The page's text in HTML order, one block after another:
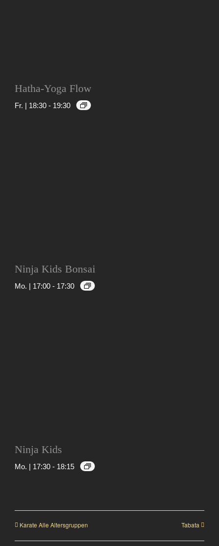
Hatha-Yoga Flow
Fr. | 18:30 - 19:30
Ninja Kids Bonsai
Mo. | 17:00 - 17:30
Ninja Kids
Mo. | 17:30 - 18:15
Karate Alle Altersgruppen Tabata